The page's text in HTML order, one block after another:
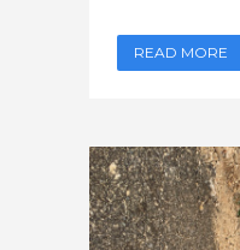
READ MORE